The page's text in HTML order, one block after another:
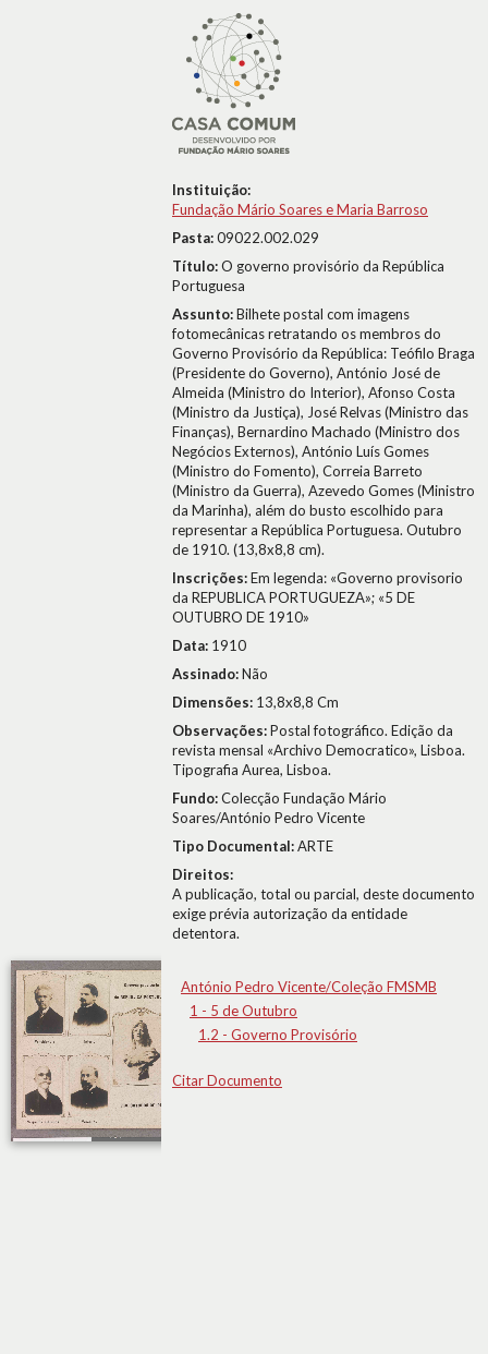
Instituição:
Fundação Mário Soares e Maria Barroso
Pasta:09022.002.029
Título:O governo provisório da República
Portuguesa
Assunto:Bilhete postal com imagens
fotomecânicas retratando os membros do
Governo Provisório da República: Teófilo Braga
(Presidente do Governo), António José de
Almeida (Ministro do Interior), Afonso Costa
(Ministro da Justiça), José Relvas (Ministro das
Finanças), Bernardino Machado (Ministro dos
Negócios Externos), António Luís Gomes
(Ministro do Fomento), Correia Barreto
(Ministro da Guerra), Azevedo Gomes (Ministro
da Marinha), além do busto escolhido para
representar a República Portuguesa. Outubro
de 1910. (13,8x8,8 cm).
Inscrições:Em legenda: «Governo provisorio
da REPUBLICA PORTUGUEZA»; «5 DE
OUTUBRO DE 1910»
Data: 1910
Assinado:Não
Dimensões: 13,8x8,8 Cm
Observações:Postal fotográfico. Edição da
revista mensal «Archivo Democratico», Lisboa.
Tipografia Aurea, Lisboa.
Fundo:Colecção Fundação Mário
Soares/António Pedro Vicente
Tipo Documental:ARTE
Direitos:
A publicação, total ou parcial, deste documento
exige prévia autorização da entidade
detentora.
António Pedro Vicente/Coleção FMSMB
1 - 5 de Outubro
1.2 - Governo Provisório
Citar Documento